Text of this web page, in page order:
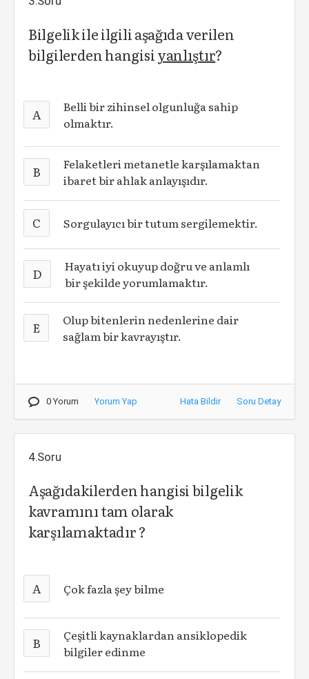
Bilgelik ile ilgili aşağıda verilen
bilgilerden hangisiyanlıştır?
A
Belli bir zihinsel olgunluğa sahip
olmaktır.
B
Felaketleri metanetle karşılamaktan
ibaret bir ahlak anlayışıdır.
C Sorgulayıcı bir tutum sergilemektir.
D
Hayatı iyi okuyup doğru ve anlamlı
bir şekilde yorumlamaktır.
E
Olup bitenlerin nedenlerine dair
sağlam bir kavrayıştır.
0 Yorum Yorum Yap Hata Bildir Soru Detay
4.Soru
Aşağıdakilerden hangisi bilgelik
kavramını tam olarak
karşılamaktadır ?
A Çok fazla şey bilme
B
Çeşitli kaynaklardan ansiklopedik
bilgiler edinme